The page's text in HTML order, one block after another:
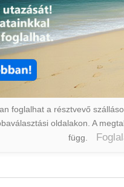
foglalhat a résztvevő
oldalakon. A
függ.